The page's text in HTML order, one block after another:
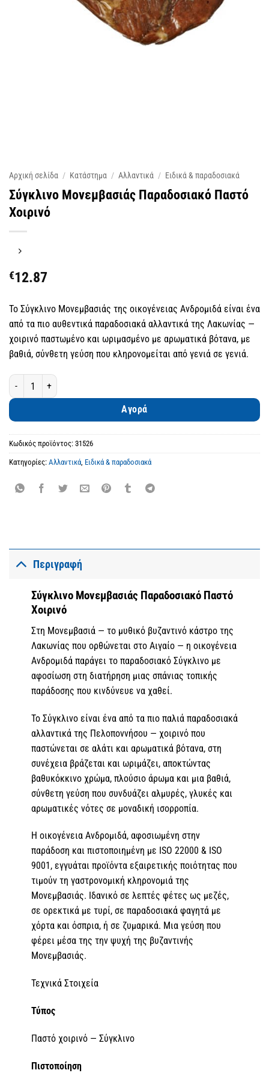
Αρχική σελίδα / Κατάστημα / Αλλαντικά / Ειδικά & παραδοσιακά
Σύγκλινο Μονεμβασιάς Παραδοσιακό Παστό
Χοιρινό
€12.87
Το Σύγκλινο Μονεμβασιάς της οικογένειας Ανδρομιδά είναι ένα
από τα πιο αυθεντικά παραδοσιακά αλλαντικά της Λακωνίας —
χοιρινό παστωμένο και ωριμασμένο με αρωματικά βότανα, με
βαθιά, σύνθετη γεύση που κληρονομείται από γενιά σε γενιά.
Σύγκλινο Μονεμβασιάς Παραδοσιακό Παστό Χοιρινό ποσότητα
Αγορά
Κωδικός προϊόντος: 31526
Κατηγορίες: Αλλαντικά, Ειδικά & παραδοσιακά
Περιγραφή
Σύγκλινο Μονεμβασιάς Παραδοσιακό Παστό
Χοιρινό
Στη Μονεμβασιά — το μυθικό βυζαντινό κάστρο της
Λακωνίας που ορθώνεται στο Αιγαίο — η οικογένεια
Ανδρομιδά παράγει το παραδοσιακό Σύγκλινο με
αφοσίωση στη διατήρηση μιας σπάνιας τοπικής
παράδοσης που κινδύνευε να χαθεί.
Το Σύγκλινο είναι ένα από τα πιο παλιά παραδοσιακά
αλλαντικά της Πελοποννήσου — χοιρινό που
παστώνεται σε αλάτι και αρωματικά βότανα, στη
συνέχεια βράζεται και ωριμάζει, αποκτώντας
βαθυκόκκινο χρώμα, πλούσιο άρωμα και μια βαθιά,
σύνθετη γεύση που συνδυάζει αλμυρές, γλυκές και
αρωματικές νότες σε μοναδική ισορροπία.
Η οικογένεια Ανδρομιδά, αφοσιωμένη στην
παράδοση και πιστοποιημένη με ISO 22000 & ISO
9001, εγγυάται προϊόντα εξαιρετικής ποιότητας που
τιμούν τη γαστρονομική κληρονομιά της
Μονεμβασιάς. Ιδανικό σε λεπτές φέτες ως μεζές,
σε ορεκτικά με τυρί, σε παραδοσιακά φαγητά με
χόρτα και όσπρια, ή σε ζυμαρικά. Μια γεύση που
φέρει μέσα της την ψυχή της βυζαντινής
Μονεμβασιάς.
Τεχνικά Στοιχεία
Τύπος
Παστό χοιρινό — Σύγκλινο
Πιστοποίηση